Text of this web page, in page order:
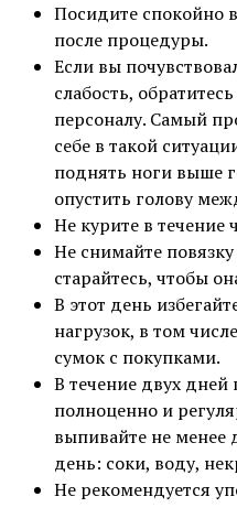
Посидите спокойно
после процедуры.
Если вы
слабость,
персоналу. Самый
себе в такой
поднять ноги выше
опустить голову
Не курите в течение
Не снимайте
старайтесь, чтобы
В этот день
нагрузок, в том
сумок с покупками.
В течение двух дней
полноценно и
выпивайте не менее
день: соки, воду,
Не рекомендуется